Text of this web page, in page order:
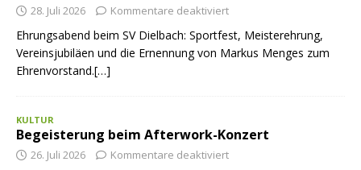
28. Juli 2026 Kommentare deaktiviert
Ehrungsabend beim SV Dielbach: Sportfest, Meisterehrung,
Vereinsjubiläen und die Ernennung von Markus Menges zum
Ehrenvorstand.[…]
KULTUR
Begeisterung beim Afterwork-Konzert
26. Juli 2026 Kommentare deaktiviert